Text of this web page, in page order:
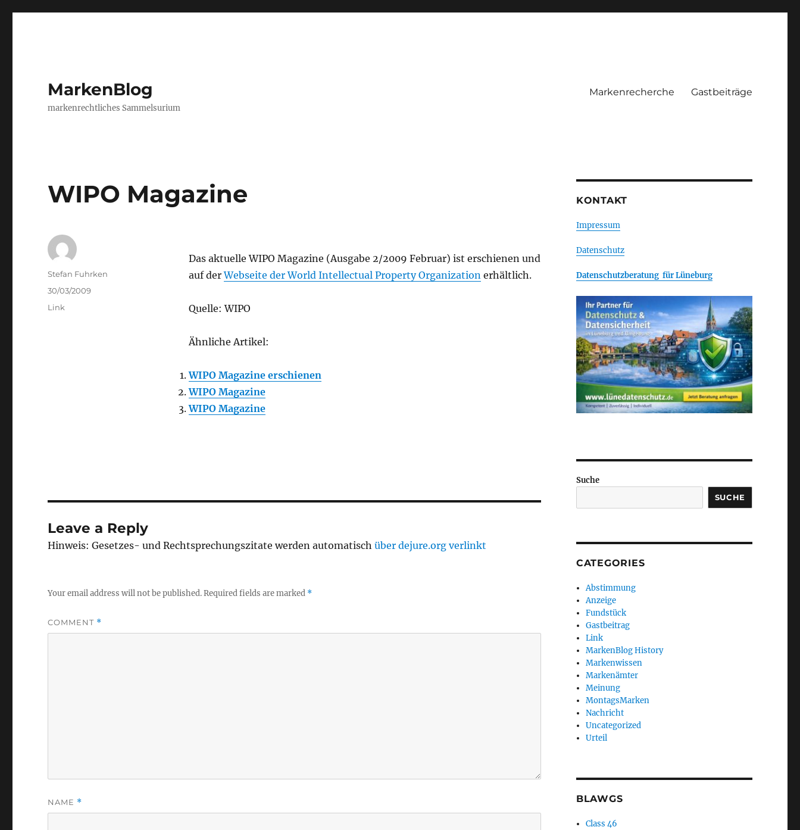
MarkenBlog
markenrechtliches Sammelsurium
Markenrecherche Gastbeiträge
WIPO Magazine
Das aktuelle WIPO Magazine (Ausgabe 2/2009 Februar) ist erschienen und
auf derWebseite der World Intellectual Property Organizationerhältlich.
Quelle: WIPO
Ähnliche Artikel:
WIPO Magazine erschienen
WIPO Magazine
WIPO Magazine
Author
Stefan Fuhrken
Posted
on
30/03/2009
Categories
Link
Leave a Reply
Hinweis: Gesetzes- und Rechtsprechungszitate werden automatischüber dejure.org verlinkt
Your email address will not be published.Required fields are marked *
COMMENT *
NAME *
KONTAKT
Impressum
Datenschutz
Datenschutzberatung für Lüneburg
Suche
SUCHE
CATEGORIES
Abstimmung
Anzeige
Fundstück
Gastbeitrag
Link
MarkenBlog History
Markenwissen
Markenämter
Meinung
MontagsMarken
Nachricht
Uncategorized
Urteil
BLAWGS
Class 46